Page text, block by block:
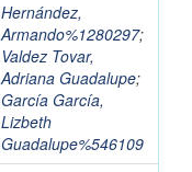
Hernández,
Armando%1280297;
Valdez Tovar,
Adriana Guadalupe;
García García,
Lizbeth
Guadalupe%546109